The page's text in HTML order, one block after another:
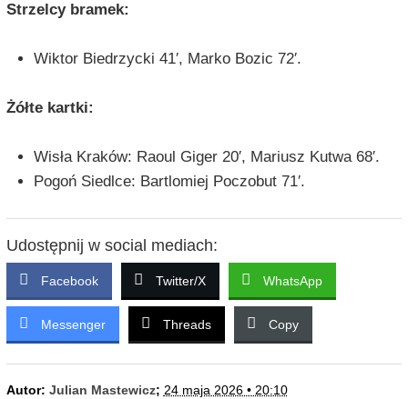
Strzelcy bramek:
Wiktor Biedrzycki 41′, Marko Bozic 72′.
Żółte kartki:
Wisła Kraków: Raoul Giger 20′, Mariusz Kutwa 68′.
Pogoń Siedlce: Bartlomiej Poczobut 71′.
Udostępnij w social mediach:
Facebook Twitter/X WhatsApp
Messenger Threads Copy
Autor: Julian Mastewicz; 24 maja 2026 • 20:10